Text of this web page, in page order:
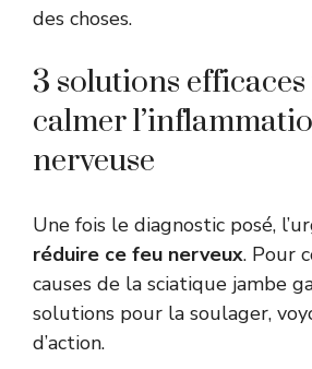
des choses.
3 solutions
calmer
nerveuse
Une fois le diagnostic posé,
réduire ce feu nerveux. Pour
causes de la sciatique jambe
solutions pour la soulager,
d’action.